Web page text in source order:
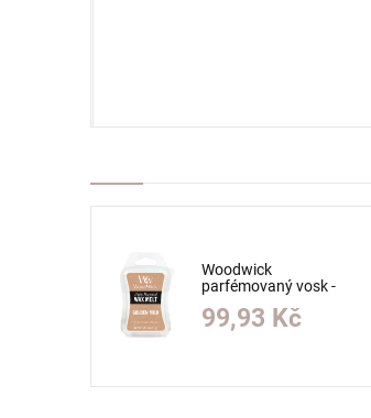
Woodwick
parfémovaný vosk -
(1) (1) (1) (1) (1) (1) (1)
99,93 Kč